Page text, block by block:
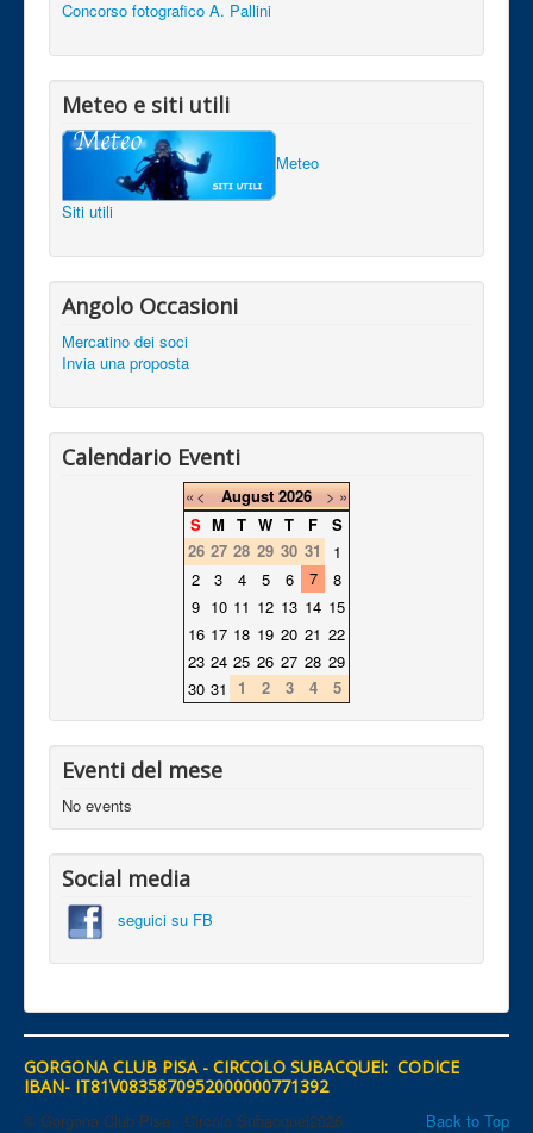
Concorso fotografico A. Pallini
Meteo e siti utili
Meteo
Siti utili
Angolo Occasioni
Mercatino dei soci
Invia una proposta
Calendario Eventi
« < August 2026 > »
S M T W T F
S
26 27 28 29 30 31
1
2
3 4 5 6 7
8
9 10 11 12 13 14 15
16 17 18 19 20 21 22
23 24 25 26 27 28 29
30 31 1 2 3 4 5
Eventi del mese
No events
Social media
seguici su FB
GORGONA CLUB PISA - CIRCOLO SUBACQUEI: CODICE
IBAN- IT81V0835870952000000771392
Back to Top
© Gorgona Club Pisa - Circolo Subacquei2026